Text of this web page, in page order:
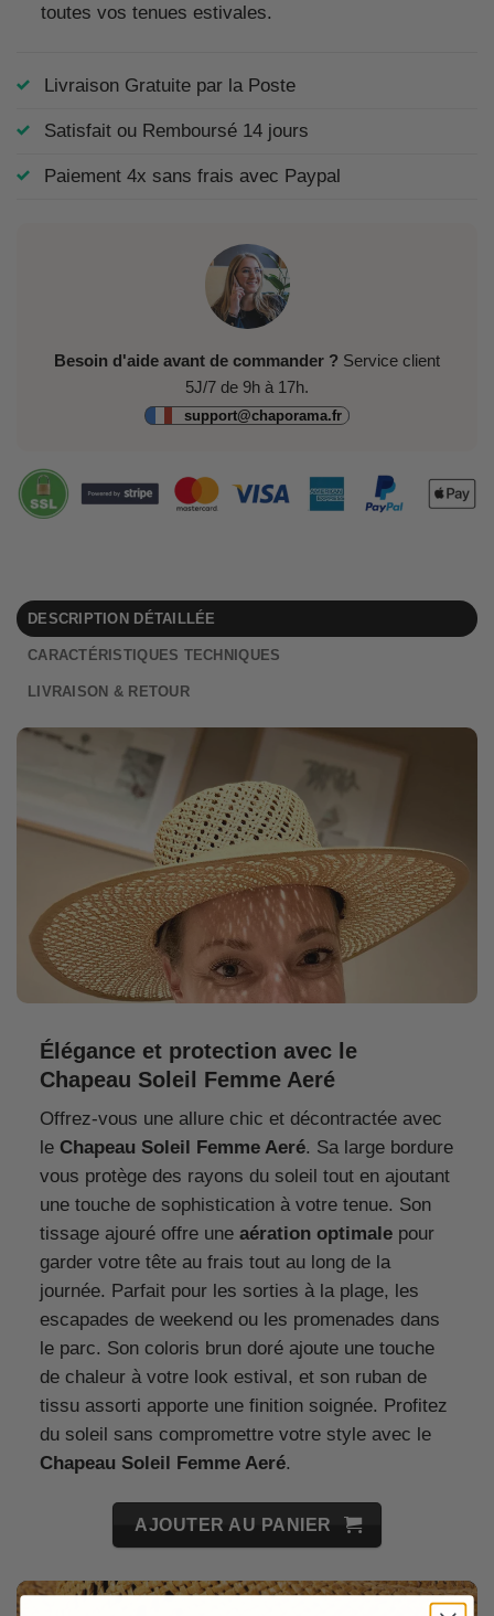
toutes vos tenues estivales.
Livraison Gratuite par la Poste
Satisfait ou Remboursé 14 jours
Paiement 4x sans frais avec Paypal
Besoin d'aide avant de commander ? Service client
5J/7 de 9h à 17h.
support@chaporama.fr
DESCRIPTION DÉTAILLÉE
CARACTÉRISTIQUES TECHNIQUES
LIVRAISON & RETOUR
Élégance et protection avec le
Chapeau Soleil Femme Aeré
Offrez-vous une allure chic et décontractée avec
le Chapeau Soleil Femme Aeré. Sa large bordure
vous protège des rayons du soleil tout en ajoutant
une touche de sophistication à votre tenue. Son
tissage ajouré offre une aération optimalepour
garder votre tête au frais tout au long de la
journée. Parfait pour les sorties à la plage, les
escapades de weekend ou les promenades dans
le parc. Son coloris brun doré ajoute une touche
de chaleur à votre look estival, et son ruban de
tissu assorti apporte une finition soignée. Profitez
du soleil sans compromettre votre style avec le
Chapeau Soleil Femme Aeré.
AJOUTER AU PANIER